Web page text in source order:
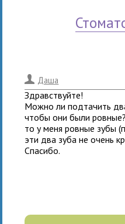
. Даша
Здравствуйте!
Можно ли подтачить
чтобы они были
то у меня ровные зубы
эти два зуба не очень
Спасибо.